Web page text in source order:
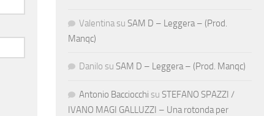
Valentina su SAM D – Leggera – (Prod.
Manqc)
Danilo su SAM D – Leggera – (Prod. Manqc)
Antonio Bacciocchi su STEFANO SPAZZI /
IVANO MAGI GALLUZZI – Una rotonda per